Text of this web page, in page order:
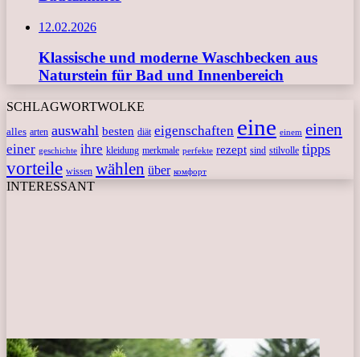
12.02.2026
Klassische und moderne Waschbecken aus
Naturstein für Bad und Innenbereich
SCHLAGWORTWOLKE
alles arten auswahl besten diät eigenschaften eine einem einen
einer geschichte ihre kleidung merkmale perfekte rezept sind stilvolle tipps
vorteile wissen wählen über комфорт
INTERESSANT